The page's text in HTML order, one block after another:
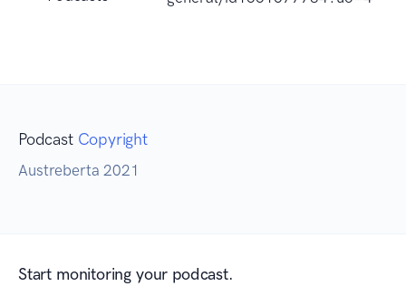
Podcast Copyright
Austreberta 2021
Start monitoring your podcast.